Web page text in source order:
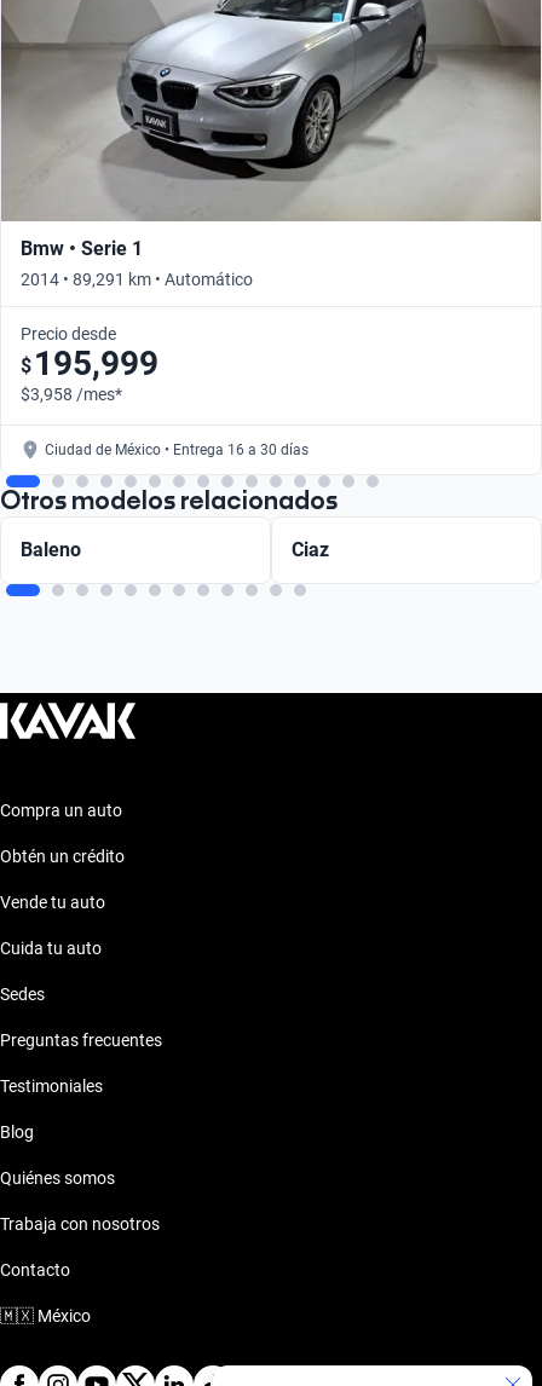
Bmw • Serie 1
2014 • 89,291 km • Automático
Precio desde
$ 195,999
$3,958 /mes*
Ciudad de México • Entrega 16 a 30 días
Otros modelos relacionados
Baleno Ciaz
Compra un auto
Obtén un crédito
Vende tu auto
Cuida tu auto
Sedes
Preguntas frecuentes
Testimoniales
Blog
Quiénes somos
Trabaja con nosotros
Contacto
🇲🇽 México